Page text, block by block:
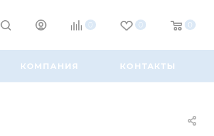
0 0 0
КОМПАНИЯ КОНТАКТЫ